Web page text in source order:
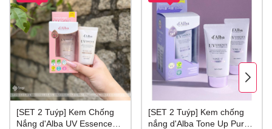
[SET 2 Tuýp] Kem Chống
Nắng d'Alba UV Essence
[SET 2 Tuýp] Kem chống
nắng d'Alba Tone Up Purple